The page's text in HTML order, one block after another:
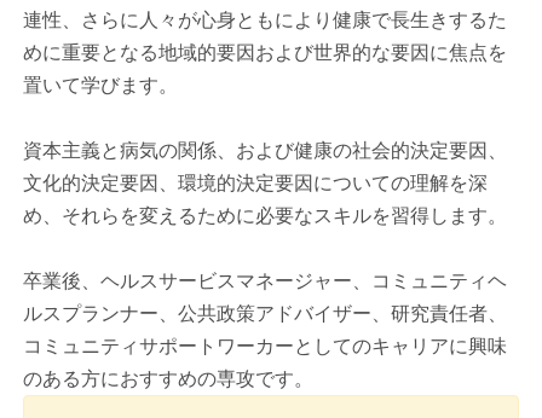
連性、さらに人々が心身ともにより健康で長生きするた
めに重要となる地域的要因および世界的な要因に焦点を
置いて学びます。
資本主義と病気の関係、および健康の社会的決定要因、
文化的決定要因、環境的決定要因についての理解を深
め、それらを変えるために必要なスキルを習得します。
卒業後、ヘルスサービスマネージャー、コミュニティヘ
ルスプランナー、公共政策アドバイザー、研究責任者、
コミュニティサポートワーカーとしてのキャリアに興味
のある方におすすめの専攻です。